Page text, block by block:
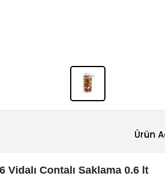
Ürün
Vidalı Contalı Saklama 0.6 lt